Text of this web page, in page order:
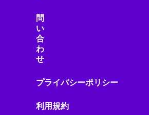
問
い
合
わ
せ
プライバシーポリシー
利用規約